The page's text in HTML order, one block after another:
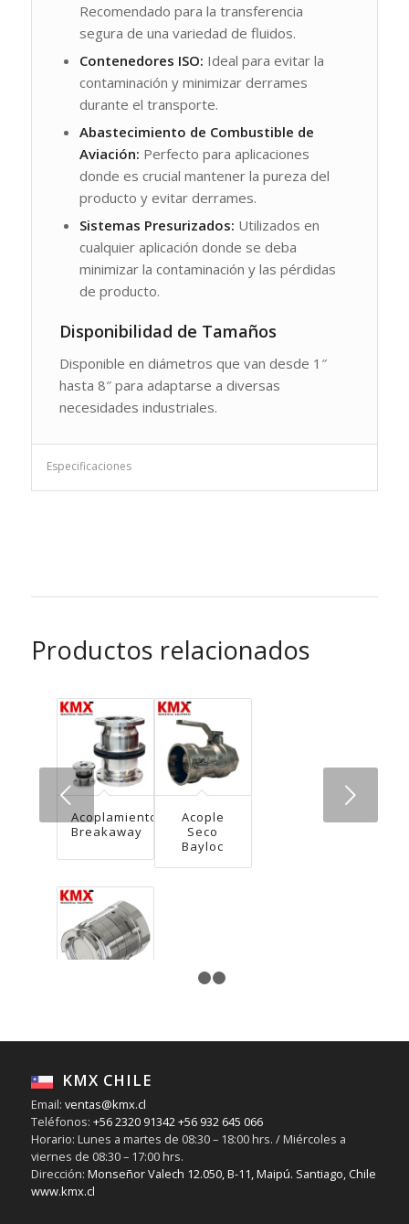
Recomendado para la transferencia
segura de una variedad de fluidos.
Contenedores ISO: Ideal para evitar la
contaminación y minimizar derrames
durante el transporte.
Abastecimiento de Combustible de
Aviación: Perfecto para aplicaciones
donde es crucial mantener la pureza del
producto y evitar derrames.
Sistemas Presurizados: Utilizados en
cualquier aplicación donde se deba
minimizar la contaminación y las pérdidas
de producto.
Disponibilidad de Tamaños
Disponible en diámetros que van desde 1″
hasta 8″ para adaptarse a diversas
necesidades industriales.
Especificaciones
Productos relacionados
Acoplamiento
Breakaway
Acople
Seco
Bayloc
Next
KMX CHILE
Email: ventas@kmx.cl
Teléfonos: +56 2320 91342+56 932 645 066
Horario: Lunes a martes de 08:30 – 18:00 hrs. / Miércoles a
viernes de 08:30 – 17:00 hrs.
Dirección: Monseñor Valech 12.050, B-11, Maipú. Santiago, Chile
www.kmx.cl